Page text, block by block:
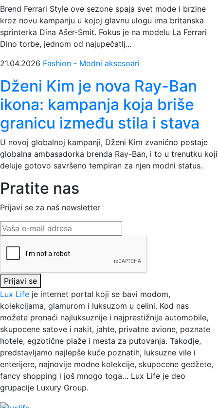
Brend Ferrari Style ove sezone spaja svet mode i brzine
kroz novu kampanju u kojoj glavnu ulogu ima britanska
sprinterka Dina Ašer-Smit. Fokus je na modelu La Ferrari
Dino torbe, jednom od najupečatlj...
21.04.2026 Fashion - Modni aksesoari
Dženi Kim je nova Ray-Ban
ikona: kampanja koja briše
granicu između stila i stava
U novoj globalnoj kampanji, Dženi Kim zvanično postaje
globalna ambasadorka brenda Ray-Ban, i to u trenutku koji
deluje gotovo savršeno tempiran za njen modni status.
Pratite nas
Prijavi se za naš newsletter
Prijavi se
Lux Life je internet portal koji se bavi modom,
kolekcijama, glamurom i luksuzom u celini. Kod nas
možete pronaći najluksuznije i najprestižnije automobile,
skupocene satove i nakit, jahte, privatne avione, poznate
hotele, egzotične plaže i mesta za putovanja. Takodje,
predstavljamo najlepše kuće poznatih, luksuzne vile i
enterijere, najnovije modne kolekcije, skupocene gedžete,
fancy shopping i još mnogo toga… Lux Life je deo
grupacije Luxury Group.